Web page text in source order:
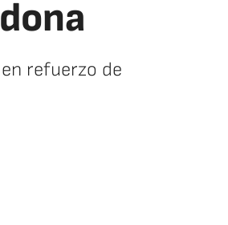
refuerzo de